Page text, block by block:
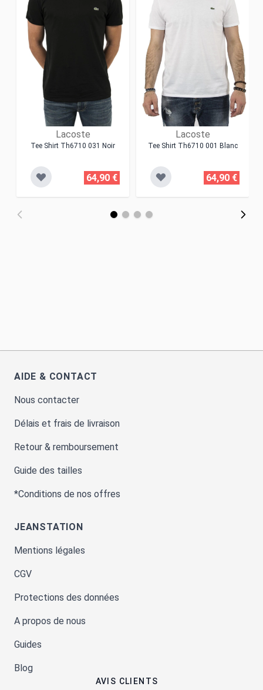
Lacoste
Tee Shirt Th6710 031 Noir
64,90 €
Lacoste
Tee Shirt Th6710 001 Blanc
64,90 €
AIDE & CONTACT
Nous contacter
Délais et frais de livraison
Retour & remboursement
Guide des tailles
*Conditions de nos offres
JEANSTATION
Mentions légales
CGV
Protections des données
A propos de nous
Guides
Blog
AVIS CLIENTS